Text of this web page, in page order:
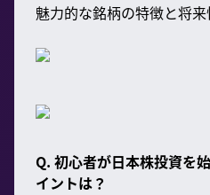
魅力的な銘柄の特徴と将来
Q. 初心者が日本株投資を
イントは？